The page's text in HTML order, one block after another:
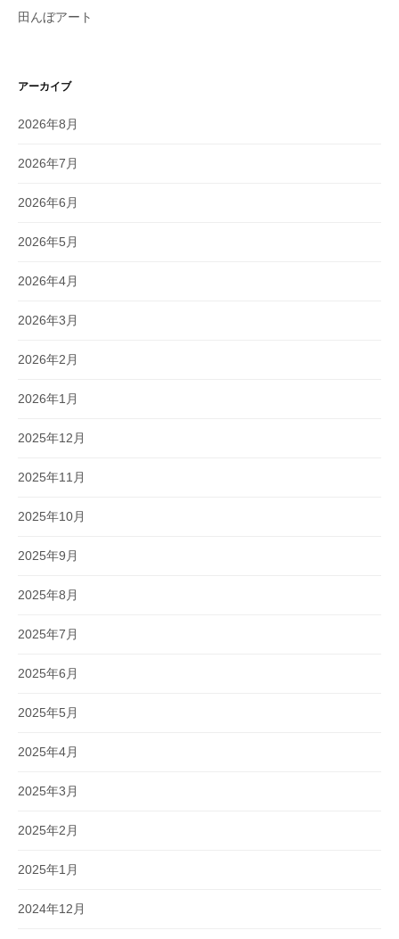
田んぼアート
アーカイブ
2026年8月
2026年7月
2026年6月
2026年5月
2026年4月
2026年3月
2026年2月
2026年1月
2025年12月
2025年11月
2025年10月
2025年9月
2025年8月
2025年7月
2025年6月
2025年5月
2025年4月
2025年3月
2025年2月
2025年1月
2024年12月